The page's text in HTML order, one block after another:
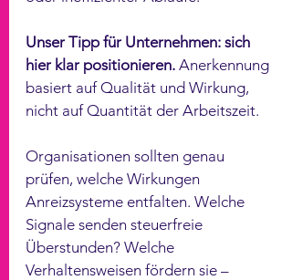
Unser Tipp für Unternehmen: sich
hier klar positionieren. Anerkennung
basiert auf Qualität und Wirkung,
nicht auf Quantität der Arbeitszeit.
Organisationen sollten genau
prüfen, welche Wirkungen
Anreizsysteme entfalten. Welche
Signale senden steuerfreie
Überstunden? Welche
Verhaltensweisen fördern sie –